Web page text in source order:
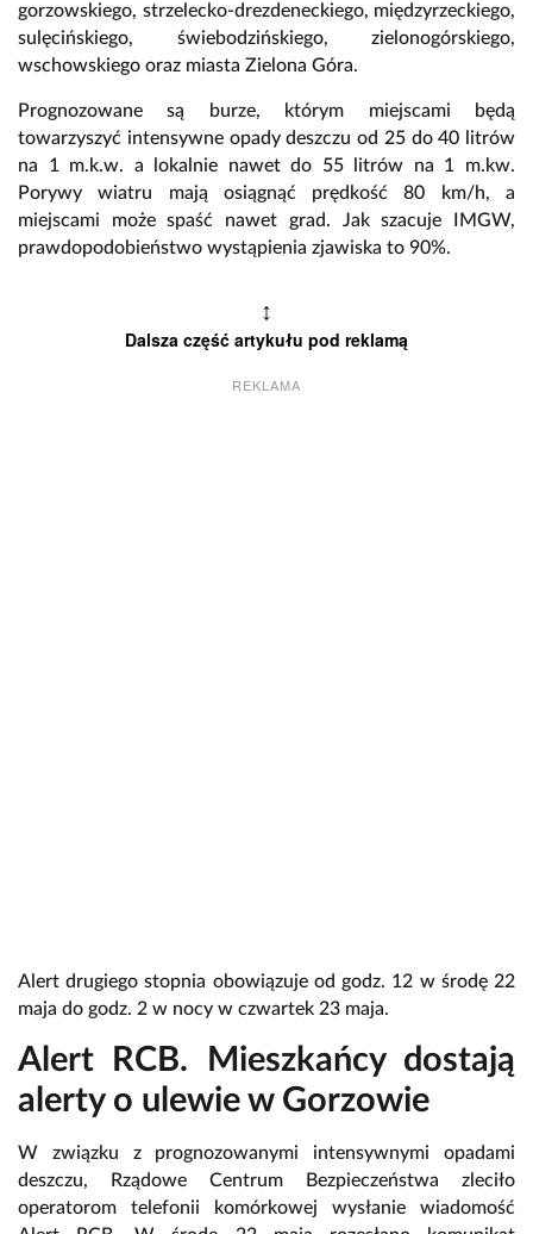
gorzowskiego, strzelecko-drezdeneckiego, międzyrzeckiego,
sulęcińskiego, świebodzińskiego, zielonogórskiego,
wschowskiego oraz miasta Zielona Góra.
Prognozowane są burze, którym miejscami będą
towarzyszyć intensywne opady deszczu od 25 do 40 litrów
na 1 m.k.w. a lokalnie nawet do 55 litrów na 1 m.kw.
Porywy wiatru mają osiągnąć prędkość 80 km/h, a
miejscami może spaść nawet grad. Jak szacuje IMGW,
prawdopodobieństwo wystąpienia zjawiska to 90%.
↕
Dalsza część artykułu pod reklamą
REKLAMA
Alert drugiego stopnia obowiązuje od godz. 12 w środę 22
maja do godz. 2 w nocy w czwartek 23 maja.
Alert RCB. Mieszkańcy dostają
alerty o ulewie w Gorzowie
W związku z prognozowanymi intensywnymi opadami
deszczu, Rządowe Centrum Bezpieczeństwa zleciło
operatorom telefonii komórkowej wysłanie wiadomość